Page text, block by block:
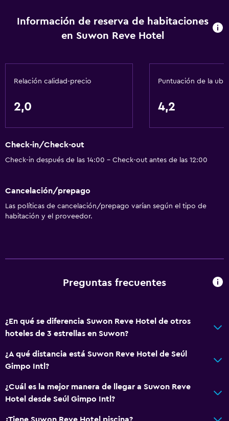
requiere ningún comprobante de salud para hacer check-
Centro de negocios
Recepción 24 horas
Servicios básicos
Aire acondicionado
General
Espacio de almacenamiento
Caja fuerte
Información de reserva de habitaciones
en Suwon Reve Hotel
Relación calidad-precio
2,0
Puntuación de la
4,2
Check-in/Check-out
Check-in después de las 14:00 - Check-out antes de las 12:00
Cancelación/prepago
Las políticas de cancelación/prepago varían según el tipo de
habitación y el proveedor.
Preguntas frecuentes
¿En qué se diferencia Suwon Reve Hotel de otros
hoteles de 3 estrellas en Suwon?
¿A qué distancia está Suwon Reve Hotel de Seúl
Gimpo Intl?
¿Cuál es la mejor manera de llegar a Suwon Reve
Hotel desde Seúl Gimpo Intl?
¿Tiene Suwon Reve Hotel piscina?